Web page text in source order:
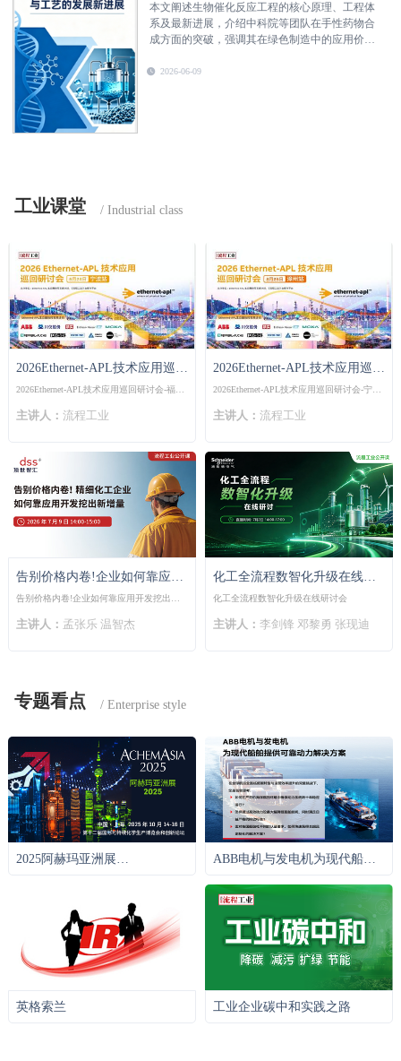
本文阐述生物催化反应工程的核心原理、工程体
系及最新进展，介绍中科院等团队在手性药物合
成方面的突破，强调其在绿色制造中的应用价
2026-06-09
工业课堂
2026Ethernet-APL技术应用巡回
研讨会-福建漳州站
2026Ethernet-APL技术应用巡回研讨会-福建
主讲人： 流程工业
2026Ethernet-APL技术应用巡回
研讨会-宁波站
2026Ethernet-APL技术应用巡回研讨会-宁波
主讲人： 流程工业
告别价格内卷!企业如何靠应用
开发挖出新增量
告别价格内卷!企业如何靠应用开发挖出新
主讲人： 孟张乐 温智杰
化工全流程数智化升级在线研
讨会
化工全流程数智化升级在线研讨会
主讲人： 李剑锋 邓黎勇 张现迪
专题看点
2025阿赫玛亚洲展
ABB电机与发电机为现代船舶
英格索兰 工业企业碳中和实践之路